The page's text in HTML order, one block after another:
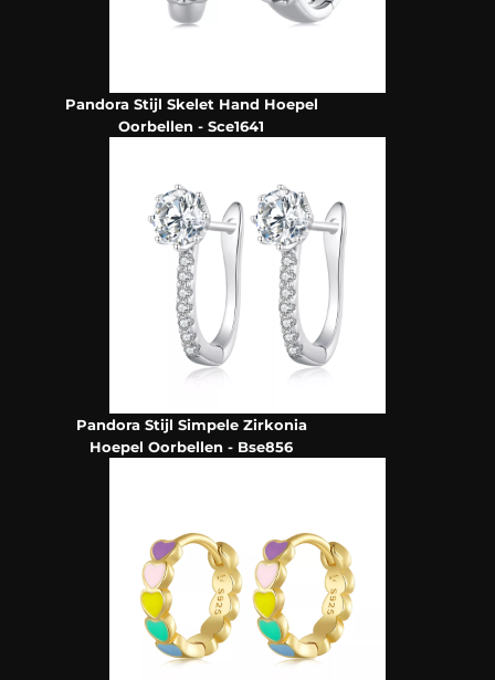
Pandora Stijl Skelet Hand Hoepel
Oorbellen - Sce1641
Pandora Stijl Simpele Zirkonia
Hoepel Oorbellen - Bse856